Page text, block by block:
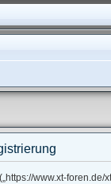
www.xt-